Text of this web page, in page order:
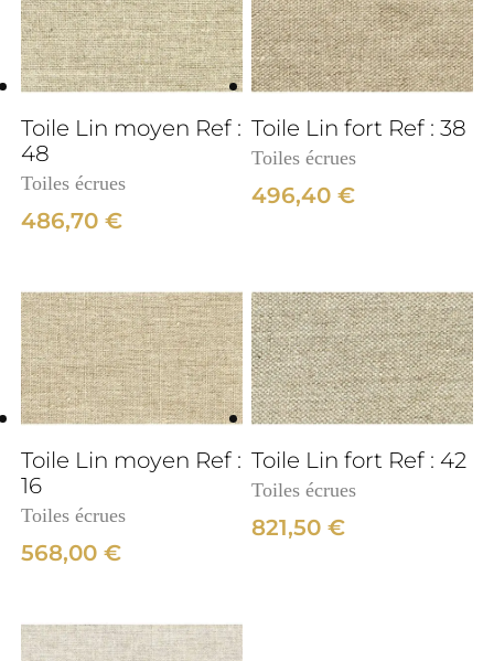
Toile Lin moyen Ref :
48
Toiles écrues
486,70€
3cm
Toile Lin fort Ref : 38
Toiles écrues
496,40€
Toile Lin moyen Ref :
16
Toiles écrues
568,00€
3cm
Toile Lin fort Ref : 42
Toiles écrues
821,50€